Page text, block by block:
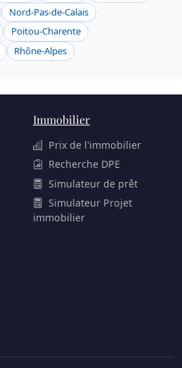
Nord-Pas-de-Calais
Poitou-Charente
Rhône-Alpes
Immobilier
Prix de l'immobilier
Recherche DPE
Simulateur de prêt
Simulateur Projet
immobilier